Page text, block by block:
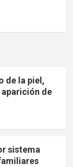
de la piel,
de
sistema